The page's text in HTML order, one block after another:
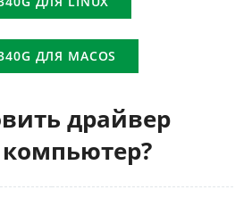
ДЛЯ MACOS
драйвер
компьютер?